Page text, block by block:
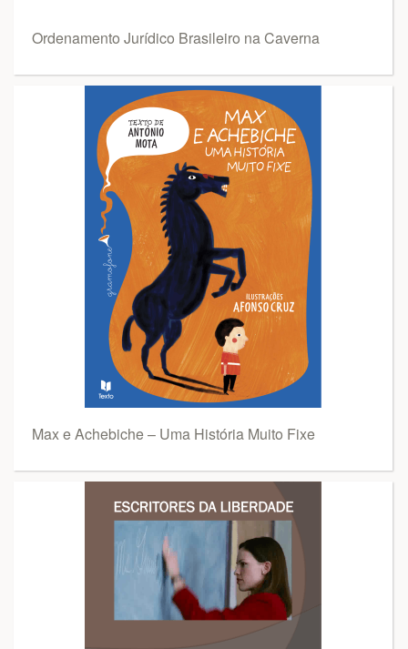
Ordenamento Jurídico Brasileiro na Caverna
Max e Achebiche – Uma História Muito Fixe